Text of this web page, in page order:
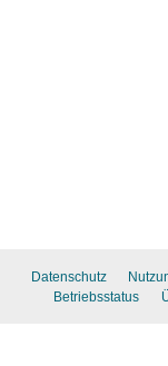
Datenschutz
Betriebsstatus